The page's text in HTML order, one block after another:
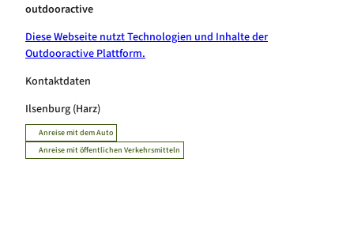
outdooractive
Diese Webseite nutzt Technologien und Inhalte der
Outdooractive Plattform.
Kontaktdaten
Ilsenburg (Harz)
Anreise mit dem Auto
Anreise mit öffentlichen Verkehrsmitteln